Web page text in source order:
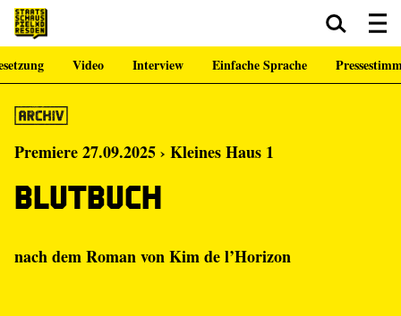
Zum Hauptinhalt springen Zum Footer springen
Video Interview Einfache Sprache
Premiere 27.09.2025 › Kleines Haus 1
Blutbuch
nach dem Roman von Kim de l’Horizon